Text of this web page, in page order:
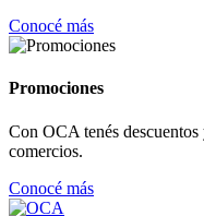
Conocé más
Promociones
Con OCA tenés
comercios.
Conocé más